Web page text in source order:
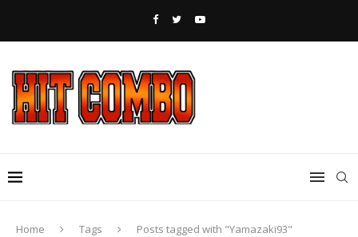
Home Tags Posts tagged with "Yamazaki93"